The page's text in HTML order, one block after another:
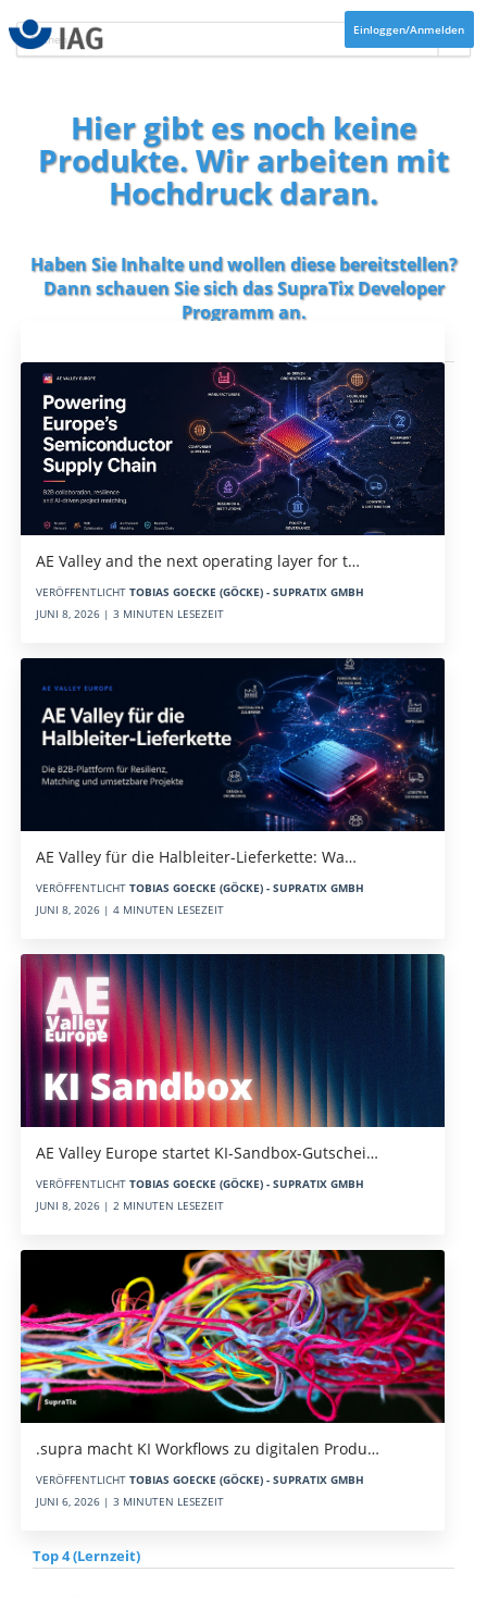
Einloggen/Anmelden
Hier gibt es noch keine
Produkte. Wir arbeiten mit
Hochdruck daran.
Haben Sie Inhalte und wollen diese bereitstellen?
Dann schauen Sie sich dasSupraTix Developer
Programman.
AE Valley and the next operating layer for t…
VERÖFFENTLICHT TOBIAS GOECKE (GÖCKE) - SUPRATIX GMBH
JUNI 8, 2026 | 3 MINUTEN LESEZEIT
AE Valley für die Halbleiter-Lieferkette: Wa…
VERÖFFENTLICHT TOBIAS GOECKE (GÖCKE) - SUPRATIX GMBH
JUNI 8, 2026 | 4 MINUTEN LESEZEIT
AE Valley Europe startet KI-Sandbox-Gutschei…
VERÖFFENTLICHT TOBIAS GOECKE (GÖCKE) - SUPRATIX GMBH
JUNI 8, 2026 | 2 MINUTEN LESEZEIT
.supra macht KI Workflows zu digitalen Produ…
VERÖFFENTLICHT TOBIAS GOECKE (GÖCKE) - SUPRATIX GMBH
JUNI 6, 2026 | 3 MINUTEN LESEZEIT
Top 4 (Lernzeit)